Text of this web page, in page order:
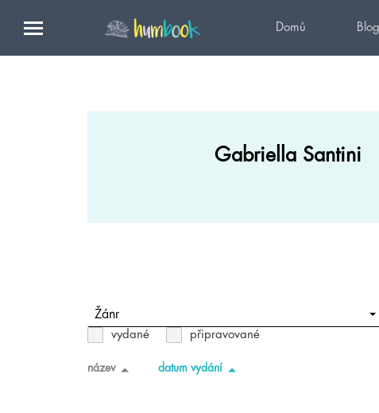
Domů Blog
Gabriella Santini
Žánr
vydané připravované
název datum vydání